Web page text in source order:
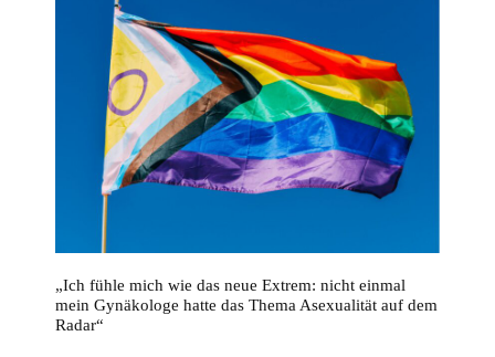
„Ich fühle mich wie das neue Extrem: nicht einmal
mein Gynäkologe hatte das Thema Asexualität auf dem
Radar“